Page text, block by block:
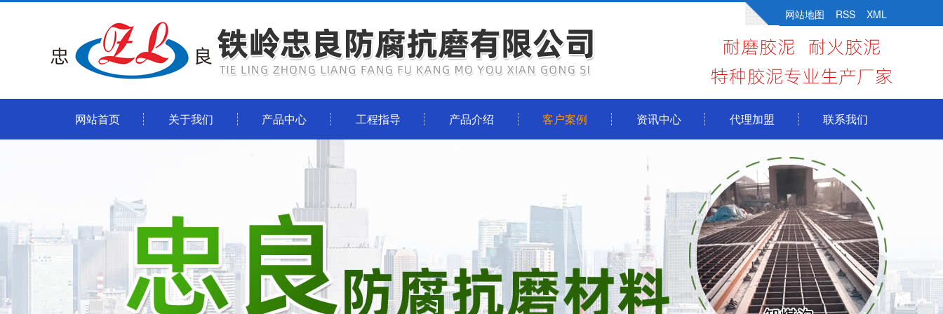
网站地图 RSS XML
网站首页 关于我们 产品中心 工程指导 产品介绍 客户案例 资讯中心 代理加盟 联系我们